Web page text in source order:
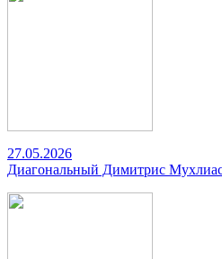
27.05.2026
Диагональный Димитрис Мухлиас